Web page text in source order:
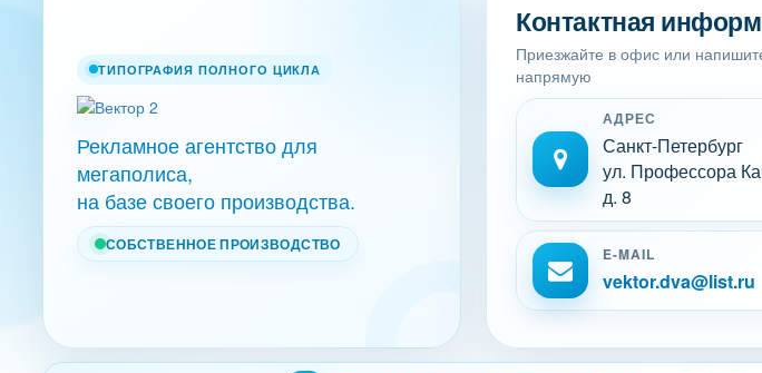
ТИПОГРАФИЯ ПОЛНОГО ЦИКЛА
Рекламное агентство для
мегаполиса,
на базе своего производства.
СОБСТВЕННОЕ ПРОИЗВОДСТВО
Контактная
Приезжайте в офис или
напрямую
АДРЕС
Санкт-Петербург
ул. Профессора
д. 8
E-MAIL
vektor.dva@list.ru